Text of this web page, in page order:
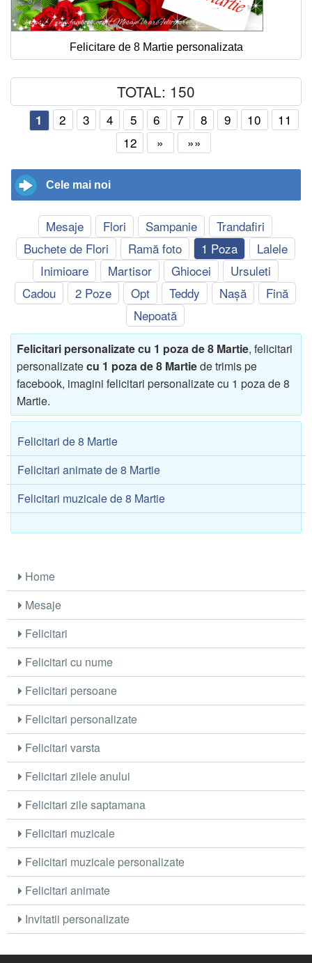
Felicitare de 8 Martie personalizata
TOTAL: 150
1 2 3 4 5 6 7 8 9 10
11
12
» »»
Cele mai noi
Mesaje Flori Sampanie
Trandafiri
Buchete de Flori
Ramă foto 1 Poza
Lalele
Inimioare
Martisor Ghiocei
Ursuleti
Cadou
2 Poze Opt Teddy Nașă
Fină
Nepoată
Felicitari personalizate cu 1 poza de 8 Martie, felicitari
personalizatecu 1 poza de 8 Martiede trimis pe
facebook, imagini felicitari personalizate cu 1 poza de 8
Martie.
Felicitari de 8 Martie
Felicitari animate de 8 Martie
Felicitari muzicale de 8 Martie
Home
Mesaje
Felicitari
Felicitari cu nume
Felicitari persoane
Felicitari personalizate
Felicitari varsta
Felicitari zilele anului
Felicitari zile saptamana
Felicitari muzicale
Felicitari muzicale personalizate
Felicitari animate
Invitatii personalizate